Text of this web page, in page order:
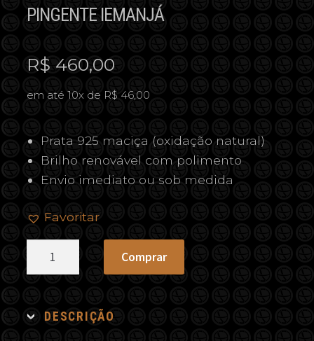
PINGENTE IEMANJÁ
R$ 460,00
em até 10x de R$ 46,00
Prata 925 maciça (oxidação natural)
Brilho renovável com polimento
Envio imediato ou sob medida
Favoritar
Comprar
DESCRIÇÃO